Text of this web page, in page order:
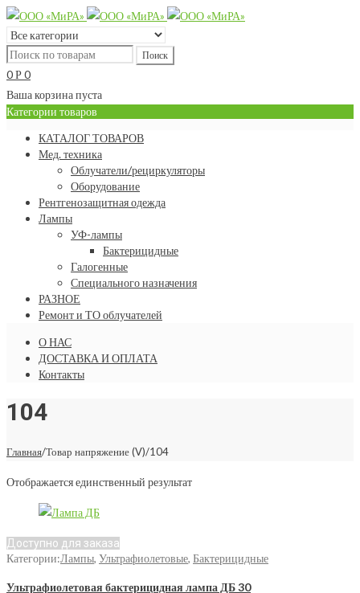
0 Р 0
Ваша корзина пуста
Категории товаров
КАТАЛОГ ТОВАРОВ
Мед. техника
Облучатели/рециркуляторы
Оборудование
Рентгенозащитная одежда
Лампы
УФ-лампы
Бактерицидные
Галогенные
Специального назначения
РАЗНОЕ
Ремонт и ТО облучателей
О НАС
ДОСТАВКА И ОПЛАТА
Контакты
104
Главная/Товар напряжение (V)/104
Отображается единственный результат
Доступно для заказа
Категории:Лампы, Ультрафиолетовые, Бактерицидные
Ультрафиолетовая бактерицидная лампа ДБ 30